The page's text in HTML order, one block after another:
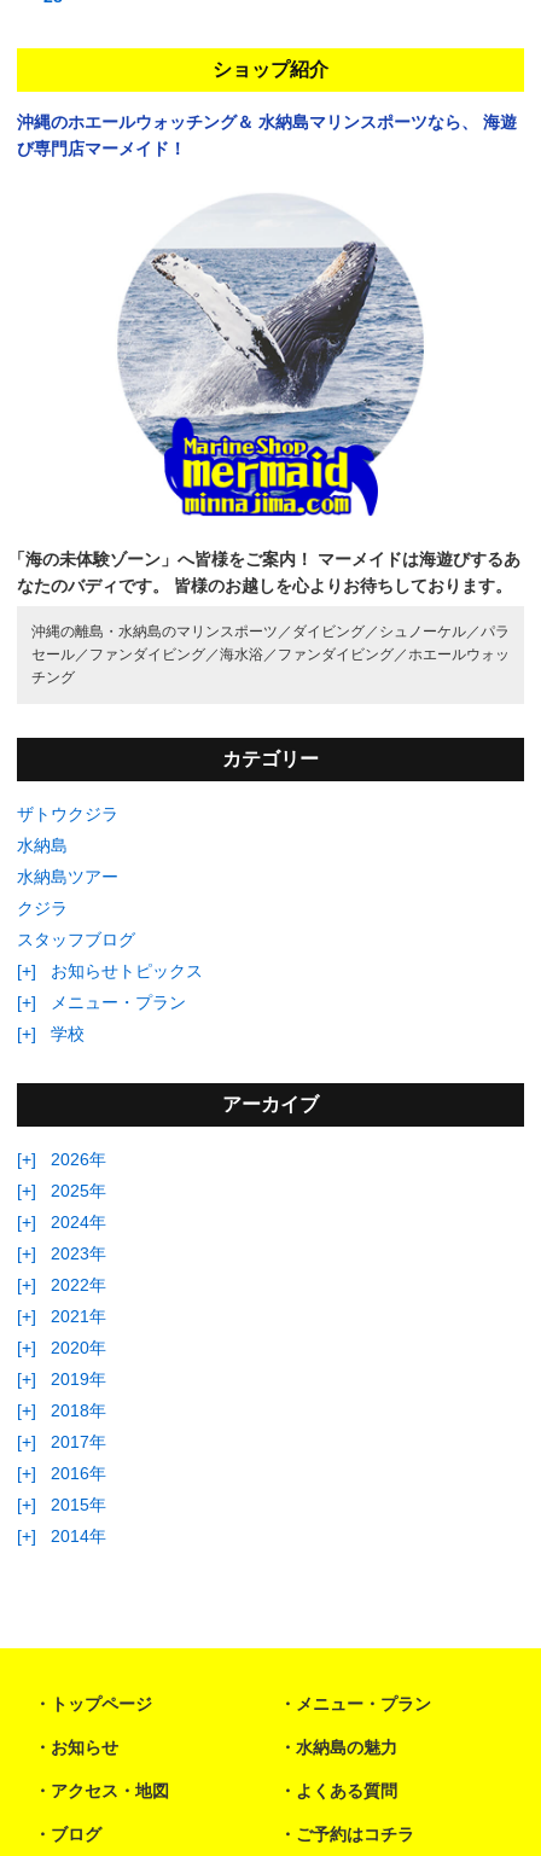
ショップ紹介
沖縄のホエールウォッチング＆ 水納島マリンスポーツなら、
海遊
び専門店マーメイド！
「海の未体験ゾーン」へ皆様をご案内！
マーメイドは海遊びするあ
なたのバディです。
皆様のお越しを心よりお待ちしております。
沖縄の離島・水納島のマリンスポーツ／ ダイビング／ シュノーケル／ パラ
セール／ ファンダイビング／海水浴／ ファンダイビング／ ホエールウォッ
チング
カテゴリー
ザトウクジラ
水納島
水納島ツアー
クジラ
スタッフブログ
[+]
お知らせトピックス
[+]
メニュー・プラン
[+]
学校
アーカイブ
[+]
2026年
[+]
2025年
[+]
2024年
[+]
2023年
[+]
2022年
[+]
2021年
[+]
2020年
[+]
2019年
[+]
2018年
[+]
2017年
[+]
2016年
[+]
2015年
[+]
2014年
トップページ メニュー・プラン
お知らせ 水納島の魅力
アクセス・地図 よくある質問
ブログ ご予約はコチラ